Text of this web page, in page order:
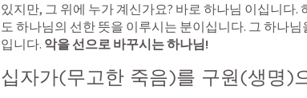
있지만, 그 위에 누가 계신가요? 바로 하나님 이십니다.
도 하나님의 선한 뜻을 이루시는 분이십니다. 그 하나
입니다. 악을 선으로 바꾸시는 하나님!
십자가(무고한 죽음)를 구원(생명)